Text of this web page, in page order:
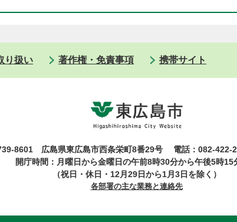
り扱い 著作権・免責事項 携帯サイト
8601 広島県東広島市西条栄町8番29号
電話：082-422-
開庁時間：月曜日から金曜日の午前8時30分から午後5時15
（祝日・休日・12月29日から1月3日を除く）
各部署の主な業務と連絡先